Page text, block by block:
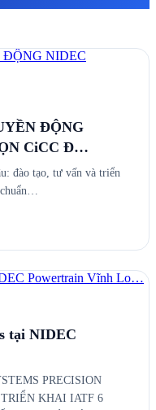
ĐỘNG
CiCC Đ…
đào tạo, tư vấn và triển
tại NIDEC
PRECISION
KHAI IATF 6